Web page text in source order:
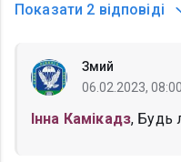
Показати 2 відповіді
Змий
06.02.2023,
Інна Камікадз, Будь